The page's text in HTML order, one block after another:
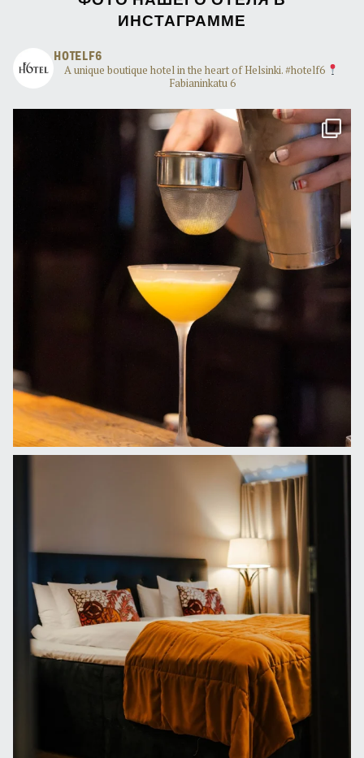
ИНСТАГРАММЕ
HOTELF6
A unique boutique hotel in the heart of Helsinki. #hotelf6
Fabianinkatu 6